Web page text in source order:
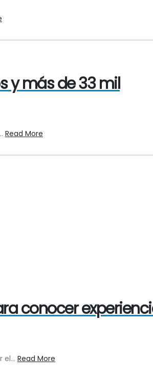
y más de 33 mil
Read More
conocer
Read More